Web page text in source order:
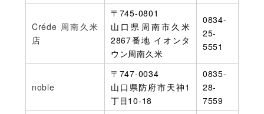
Créde 周南久米
店
〒745-0801
山口県周南市久米
2867番地 イオンタ
ウン周南久米
0834-
25-
5551
noble
〒747-0034
山口県防府市天神1
丁目10-18
0835-
28-
7559